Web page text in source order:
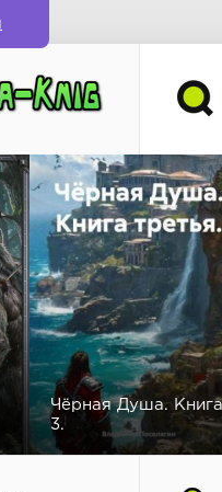
Чёрная Душа. Книга
3.